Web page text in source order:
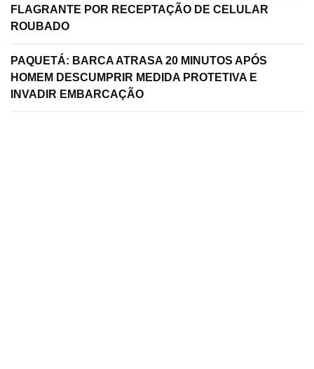
FLAGRANTE POR RECEPTAÇÃO DE CELULAR
ROUBADO
PAQUETÁ: BARCA ATRASA 20 MINUTOS APÓS
HOMEM DESCUMPRIR MEDIDA PROTETIVA E
INVADIR EMBARCAÇÃO